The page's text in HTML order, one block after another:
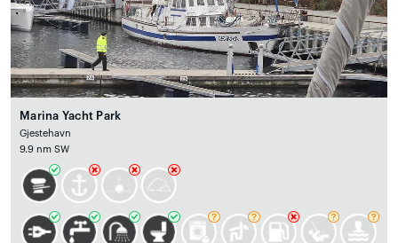
Marina Yacht Park
Gjestehavn
9.9 nm SW